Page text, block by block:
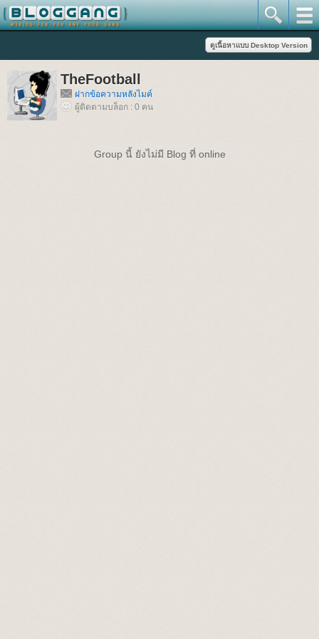
TheFootball
ฝากข้อความหลังไมค์
ผู้ติดตามบล็อก : 0 คน
Group นี้ ยังไม่มี Blog ที่ online